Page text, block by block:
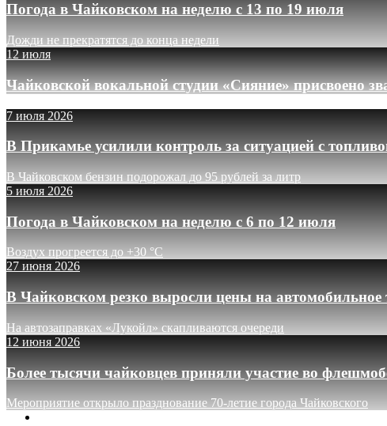
Погода в Чайковском на неделю с 13 по 19 июля
Дожди не прекратятся до конца недели
12 июля
Чайковской вокальной студии «Сияние» присвоено
7 июля 2026
В Прикамье усилили контроль за ситуацией с
В Чайковском бензин подорожал до 95 рублей за литр
5 июля 2026
Погода в Чайковском на неделю с 6 по 12 июля
Воздух прогреется до +30 °C
27 июня 2026
В Чайковском резко выросли цены на автомобильное
На автозаправках «Лукойл» скапливаются очереди
12 июня 2026
Более тысячи чайковцев приняли участие во
Мероприятие открыло празднование 70-летие города Чайковского